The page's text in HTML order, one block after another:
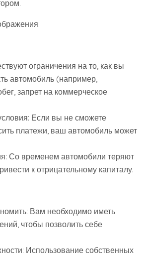
ограничения на то, как вы
автомобиль (например,
запрет на коммерческое
Если вы не сможете
платежи, ваш автомобиль может
Со временем автомобили теряют
к отрицательному капиталу.
Вам необходимо иметь
чтобы позволить себе
Использование собственных